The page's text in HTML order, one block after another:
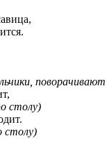
столу)
столу)